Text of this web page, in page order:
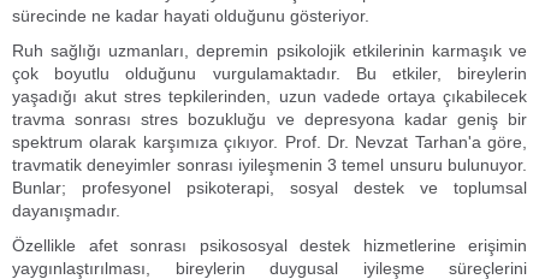
sürecinde ne kadar hayati olduğunu gösteriyor.
Ruh sağlığı uzmanları, depremin psikolojik etkilerinin karmaşık ve
çok boyutlu olduğunu vurgulamaktadır. Bu etkiler, bireylerin
yaşadığı akut stres tepkilerinden, uzun vadede ortaya çıkabilecek
travma sonrası stres bozukluğu ve depresyona kadar geniş bir
spektrum olarak karşımıza çıkıyor. Prof. Dr. Nevzat Tarhan'a göre,
travmatik deneyimler sonrası iyileşmenin 3 temel unsuru bulunuyor.
Bunlar; profesyonel psikoterapi, sosyal destek ve toplumsal
dayanışmadır.
Özellikle afet sonrası psikososyal destek hizmetlerine erişimin
yaygınlaştırılması, bireylerin duygusal iyileşme süreçlerini